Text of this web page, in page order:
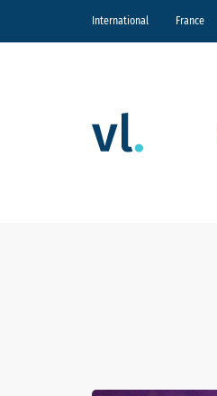
International France